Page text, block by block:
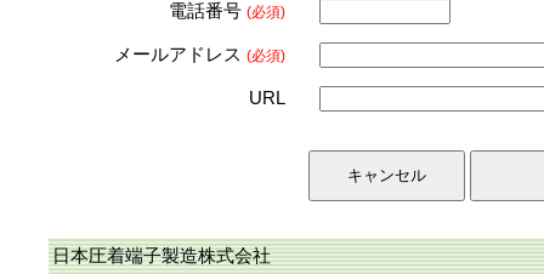
電話番号 (必須)
メールアドレス (必須)
URL
日本圧着端子製造株式会社